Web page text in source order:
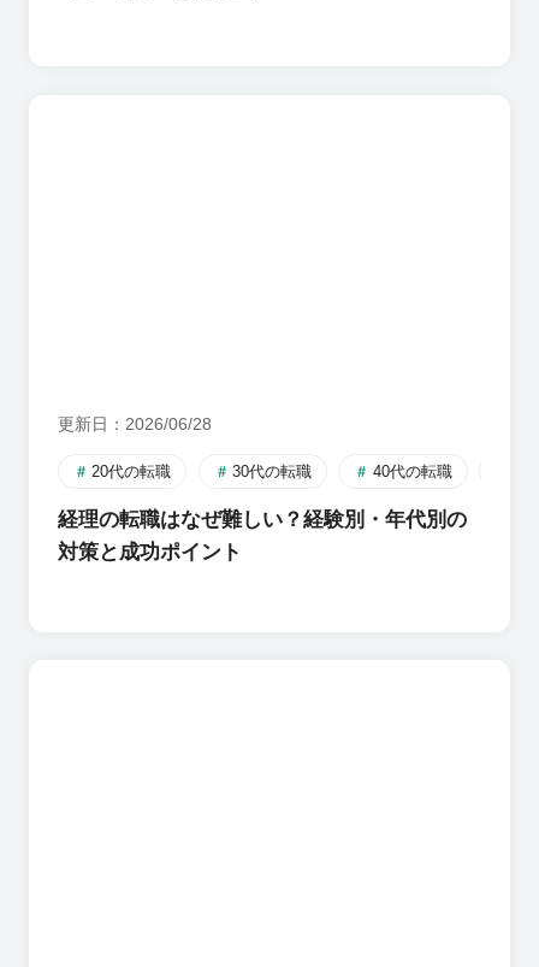
更新日 2026/06/28
20代の転職 30代の転職 40代の転職
経理の転職はなぜ難しい？経験別・年代別の
対策と成功ポイント